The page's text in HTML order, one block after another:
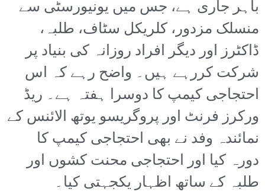
باہر جاری ہے، جس میں یونیورسٹی سے
منسلک مزدور، کلریکل سٹاف، طلبہ،
ڈاکٹرز اور دیگر افراد روزانہ کی بنیاد پر
شرکت کررہے ہیں۔ واضح رہے کہ اس
احتجاجی کیمپ کا دوسرا ہفتہ ہے۔ ریڈ
ورکرز فرنٹ اور پروگریسو یوتھ الائنس کے
نمائندہ وفد نے بھی احتجاجی کیمپ کا
دورہ کیا اور احتجاجی محنت کشوں اور
طلبہ کے ساتھ اظہار یکجہتی کیا۔